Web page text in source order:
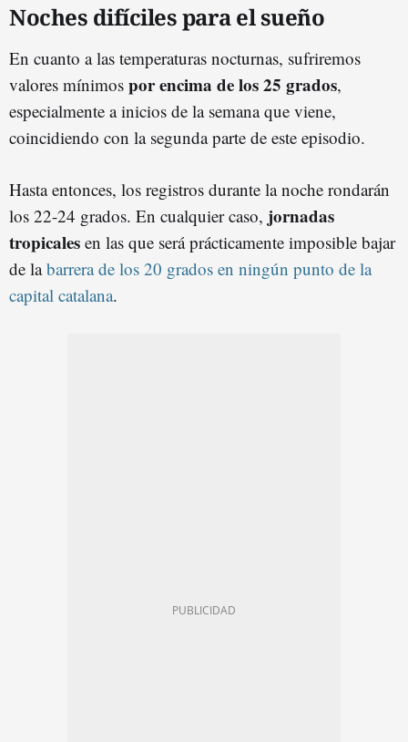
Noches difíciles para el sueño
En cuanto a las temperaturas nocturnas, sufriremos
valores mínimos por encima de los 25 grados,
especialmente a inicios de la semana que viene,
coincidiendo con la segunda parte de este episodio.
Hasta entonces, los registros durante la noche rondarán
los 22-24 grados. En cualquier caso, jornadas
tropicales en las que será prácticamente imposible bajar
de labarrera de los 20 grados en ningún punto de la
capital catalana.